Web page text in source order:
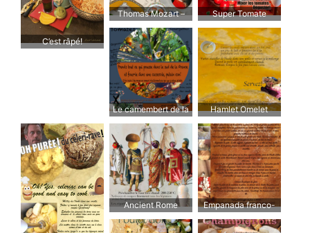
C’est râpé!
Thomas Mozart –
Tomatoes and
Mozzarella
Super Tomate
Le camembert de la
ratatouille – Si tu
rates, tu touilles.
Hamlet Omelet
Ancient Rome
Vegetables
Empanada franco-
gallega